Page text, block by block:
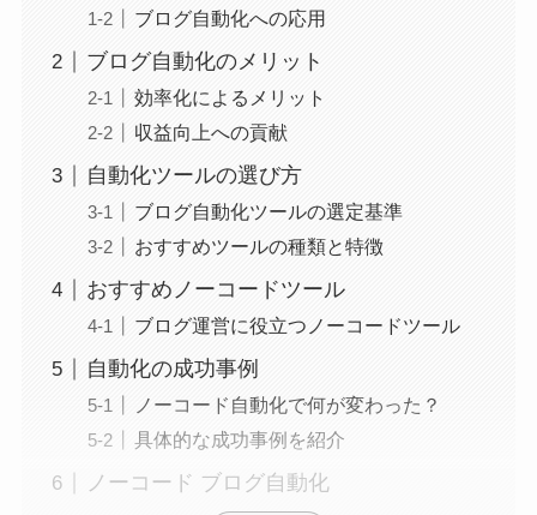
ブログ自動化への応用
ブログ自動化のメリット
効率化によるメリット
収益向上への貢献
自動化ツールの選び方
ブログ自動化ツールの選定基準
おすすめツールの種類と特徴
おすすめノーコードツール
ブログ運営に役立つノーコードツール
自動化の成功事例
ノーコード自動化で何が変わった？
具体的な成功事例を紹介
ノーコード ブログ自動化